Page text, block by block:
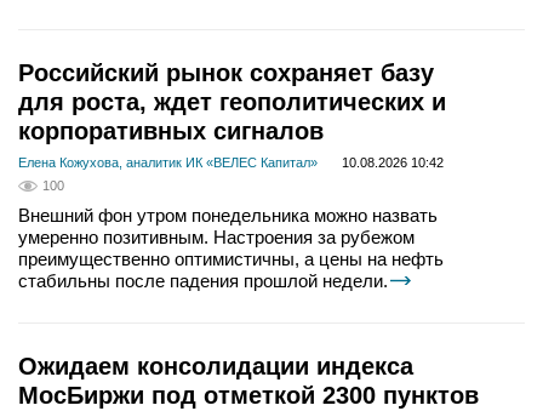
Российский рынок сохраняет базу
для роста, ждет геополитических и
корпоративных сигналов
Елена Кожухова, аналитик ИК «ВЕЛЕС Капитал»
10.08.2026 10:42
100
Внешний фон утром понедельника можно назвать
умеренно позитивным. Настроения за рубежом
преимущественно оптимистичны, а цены на нефть
стабильны после падения прошлой недели.
Ожидаем консолидации индекса
МосБиржи под отметкой 2300 пунктов